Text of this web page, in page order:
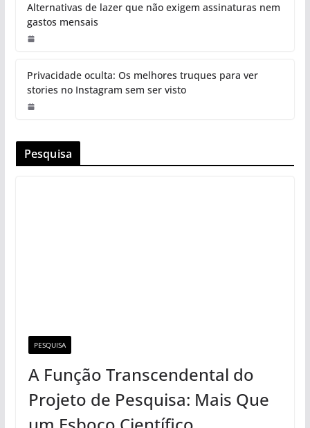
Alternativas de lazer que não exigem assinaturas nem
gastos mensais
Privacidade oculta: Os melhores truques para ver
stories no Instagram sem ser visto
Pesquisa
PESQUISA
A Função Transcendental do
Projeto de Pesquisa: Mais Que